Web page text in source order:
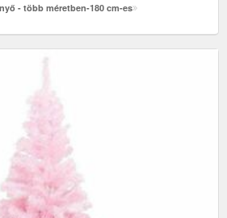
- több méretben-180 cm-es